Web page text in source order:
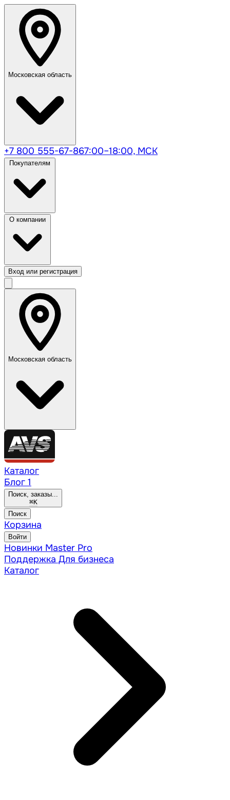
Московская область
+7 800 555-67-867:00–18:00, МСК
Вход или регистрация
Московская область
Каталог
Блог 1
Поиск, заказы...
⌘K
Поиск
Корзина
Войти
Новинки Master Pro
Поддержка Для бизнеса
Каталог